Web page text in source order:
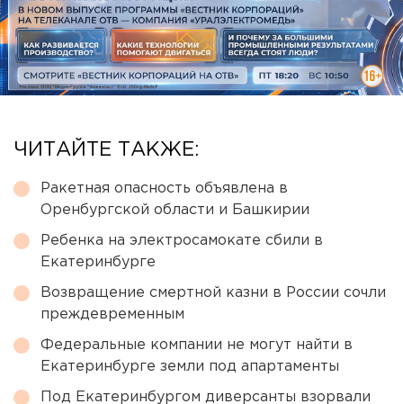
ЧИТАЙТЕ ТАКЖЕ:
Ракетная опасность объявлена в
Оренбургской области и Башкирии
Ребенка на электросамокате сбили в
Екатеринбурге
Возвращение смертной казни в России сочли
преждевременным
Федеральные компании не могут найти в
Екатеринбурге земли под апартаменты
Под Екатеринбургом диверсанты взорвали